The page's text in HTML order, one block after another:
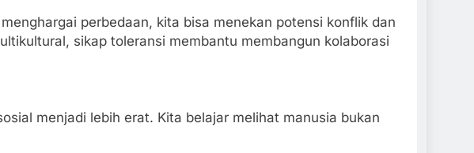
perbedaan, kita bisa menekan potensi konflik dan
sikap toleransi membantu membangun kolaborasi
menjadi lebih erat. Kita belajar melihat manusia bukan